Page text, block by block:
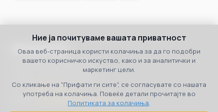
Ние ја почитуваме вашата приватност
Оваа веб-страница користи колачиња за да го подобри
вашето корисничко искуство, како и за аналитички и
маркетинг цели.
Со кликање на "Прифати ги сите", се согласувате со нашата
употреба на колачиња. Повеќе детали прочитајте во
Политиката за колачиња.
Македонија
бул. 8ми Септември бр.3
Скопје, 1000, Македонија
Тел:+389 70 36 00 07
Email:
contact@propertyone.mk